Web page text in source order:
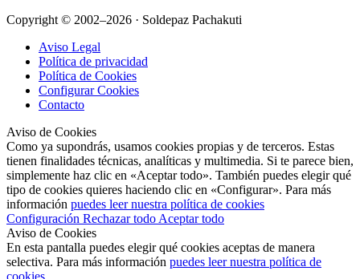
Copyright © 2002–2026 · Soldepaz Pachakuti
Aviso Legal
Política de privacidad
Política de Cookies
Configurar Cookies
Contacto
Aviso de Cookies
Como ya supondrás, usamos cookies propias y de terceros. Estas
tienen finalidades técnicas, analíticas y multimedia. Si te parece bien,
simplemente haz clic en «Aceptar todo». También puedes elegir qué
tipo de cookies quieres haciendo clic en «Configurar». Para más
información puedes leer nuestra política de cookies
Configuración Rechazar todo Aceptar todo
Aviso de Cookies
En esta pantalla puedes elegir qué cookies aceptas de manera
selectiva. Para más información puedes leer nuestra política de
cookies